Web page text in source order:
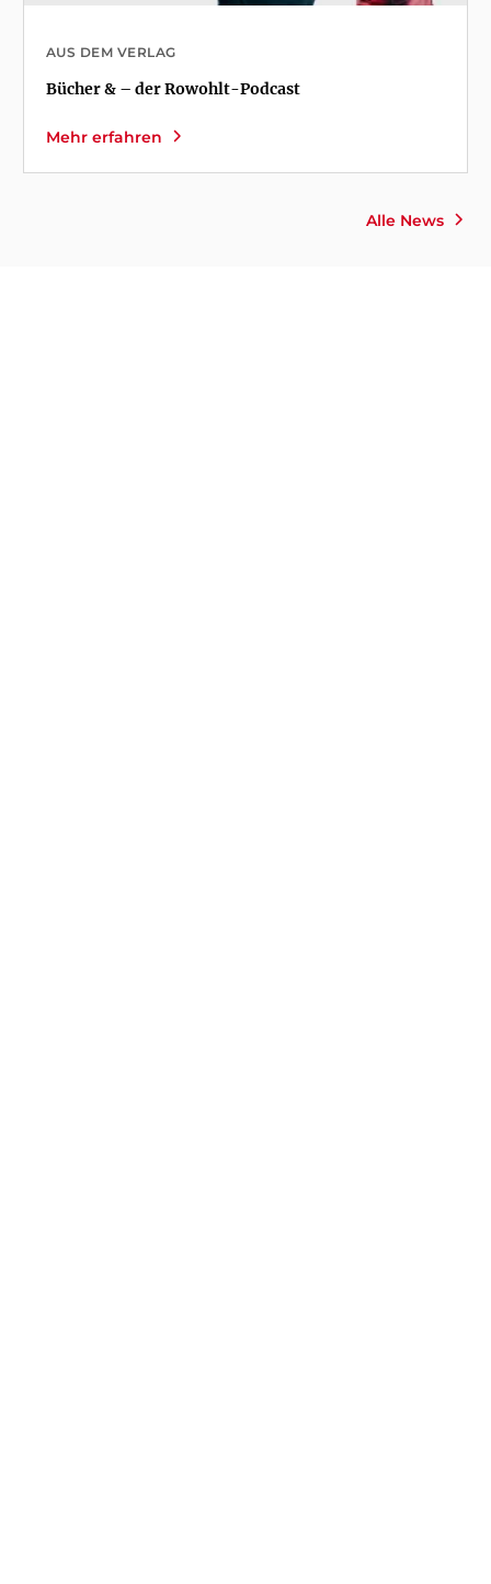
Alle News
AUS DEM VERLAG
Bücher & – der Rowohlt-Podcast
Mehr erfahren